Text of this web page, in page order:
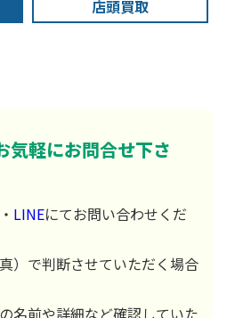
店頭買取
気軽にお問合せ下さ
・ LINEにてお問い合わせくだ
）で判断させていただく場合
名前や詳細など確認していた